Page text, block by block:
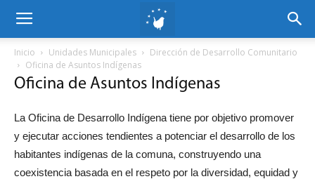
Inicio Unidades Municipales
Dirección de Desarrollo Comunitario
Oficina de Asuntos Indígenas
Oficina de Asuntos Indígenas
La Oficina de Desarrollo Indígena tiene por objetivo promover
y ejecutar acciones tendientes a potenciar el desarrollo de los
habitantes indígenas de la comuna, construyendo una
coexistencia basada en el respeto por la diversidad, equidad y